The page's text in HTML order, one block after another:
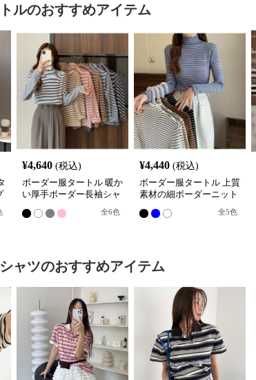
ルのおすすめアイテム
¥4,640 (税込)
ボーダー服タートル 暖か
い厚手ボーダー長袖シャ
全6色
¥4,440 (税込)
ボーダー服タートル 上質
素材の細ボーダーニット
全5色
ャツのおすすめアイテム